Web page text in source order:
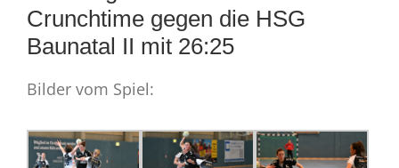
Crunchtime gegen die HSG
Baunatal II mit 26:25
Bilder vom Spiel: